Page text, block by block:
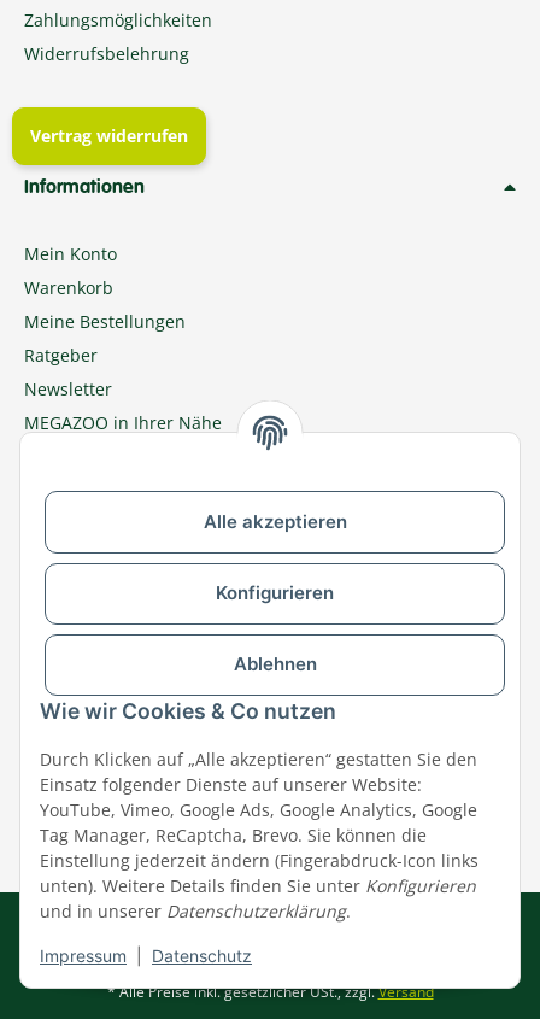
Alle akzeptieren
Konfigurieren
Ablehnen
Wie wir Cookies & Co nutzen
Durch Klicken auf „Alle akzeptieren“ gestatten Sie den
Einsatz folgender Dienste auf unserer Website:
YouTube, Vimeo, Google Ads, Google Analytics, Google
Tag Manager, ReCaptcha, Brevo. Sie können die
Einstellung jederzeit ändern (Fingerabdruck-Icon links
unten). Weitere Details finden Sie unter Konfigurieren
und in unserer Datenschutzerklärung.
Impressum Datenschutz
Zahlungsmöglichkeiten
Widerrufsbelehrung
Vertrag widerrufen
Informationen
Mein Konto
Warenkorb
Meine Bestellungen
Ratgeber
Newsletter
MEGAZOO in Ihrer Nähe
Zu MEGAZOO-nord.de wechseln
Versandpartner & Zahlungsmöglichkeiten
Impressum|AGB|Datenschutz
© MEGAZOO Alpha GmbH
* Alle Preise inkl. gesetzlicher USt., zzgl.Versand